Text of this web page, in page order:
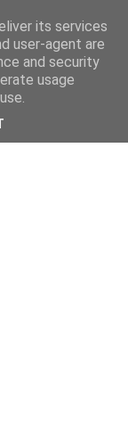
its services
user-agent are
and security
usage